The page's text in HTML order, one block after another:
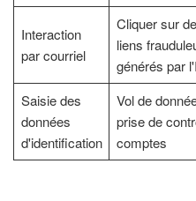
Interaction
par courriel
Cliquer sur
liens
générés par
Saisie des
données
d'identification
Vol de
prise de
comptes